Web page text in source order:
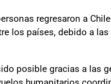
regresaron a
los países, debido a
posible gracias a las